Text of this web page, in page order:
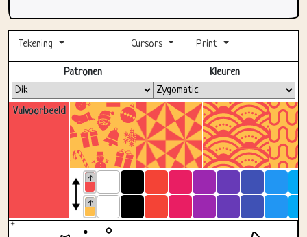
Tekening Cursors Print
Volledig scherm
Vulvoorbeeld
Patronen Kleuren